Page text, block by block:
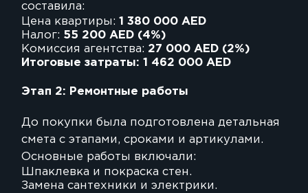
составила:
Цена квартиры: 1 380 000 AED
Налог: 55 200 AED (4%)
Комиссия агентства: 27 000 AED (2%)
Итоговые затраты: 1 462 000 AED
Этап 2: Ремонтные работы
До покупки была подготовлена детальная
смета с этапами, сроками и артикулами.
Основные работы включали:
Шпаклевка и покраска стен.
Замена сантехники и электрики.